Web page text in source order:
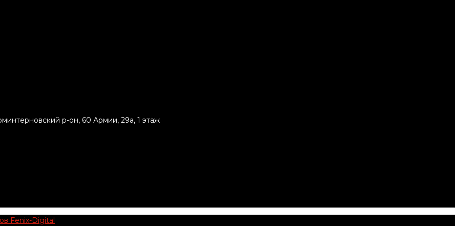
р-он, 60 Армии, 29а, 1 этаж
Fenix-Digital